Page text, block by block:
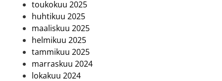
toukokuu 2025
huhtikuu 2025
maaliskuu 2025
helmikuu 2025
tammikuu 2025
marraskuu 2024
lokakuu 2024